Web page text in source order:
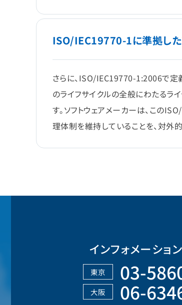
ISO/IEC19770-1に準拠した
さらに、ISO/IEC19770-1:2006で定
のライフサイクルの全般にわたるラ
す。ソフトウェアメーカーは、この
理体制を維持していることを、対外
インフォメーショ
東京 03-
大阪 06-